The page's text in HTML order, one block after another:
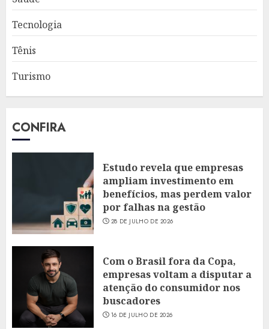
Tecnologia
Tênis
Turismo
CONFIRA
Estudo revela que empresas
ampliam investimento em
benefícios, mas perdem valor
por falhas na gestão
28 DE JULHO DE 2026
Com o Brasil fora da Copa,
empresas voltam a disputar a
atenção do consumidor nos
buscadores
16 DE JULHO DE 2026